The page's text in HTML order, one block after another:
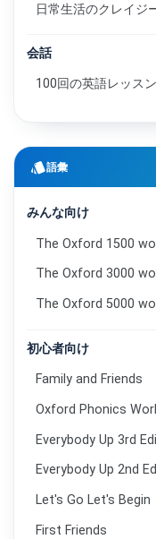
日常生活のクレイジ
会話
100回の英語レッスン
style語彙
みんな向け
The Oxford 1500
The Oxford 3000
The Oxford 5000
初心者向け
Family and Friends
Oxford Phonics
Everybody Up 3rd
Everybody Up 2nd
Let's Go Let's Begin
First Friends